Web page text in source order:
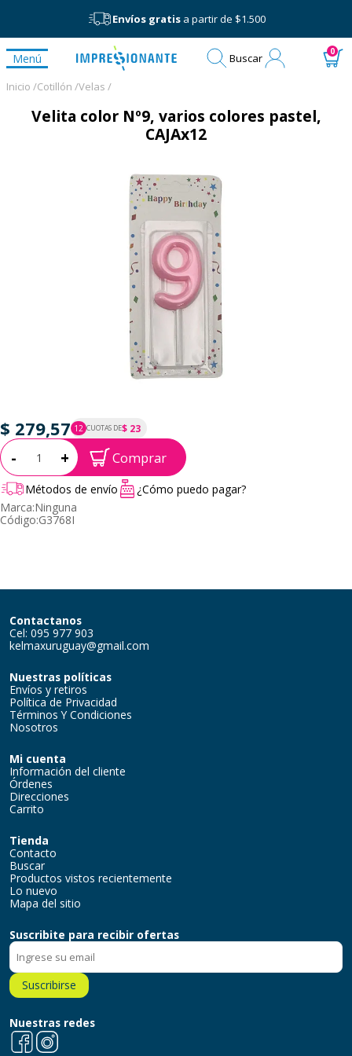
Envíos gratisa partir de $1.500
Menú Buscar 0
Inicio /Cotillón /Velas /
Velita color Nº9, varios colores pastel,
CAJAx12
$ 279,57 12 CUOTAS DE$ 23
P.T.F. $ 280
Cantidad:
- + Comprar
Métodos de envío
¿Cómo puedo pagar?
Marca:Ninguna
Código:G3768I
Contactanos
Cel: 095 977 903
kelmaxuruguay@gmail.com
Nuestras políticas
Envíos y retiros
Política de Privacidad
Términos Y Condiciones
Nosotros
Mi cuenta
Información del cliente
Órdenes
Direcciones
Carrito
Tienda
Contacto
Buscar
Productos vistos recientemente
Lo nuevo
Mapa del sitio
Suscribite para recibir ofertas
Suscribirse
Nuestras redes
FacebookInstagram